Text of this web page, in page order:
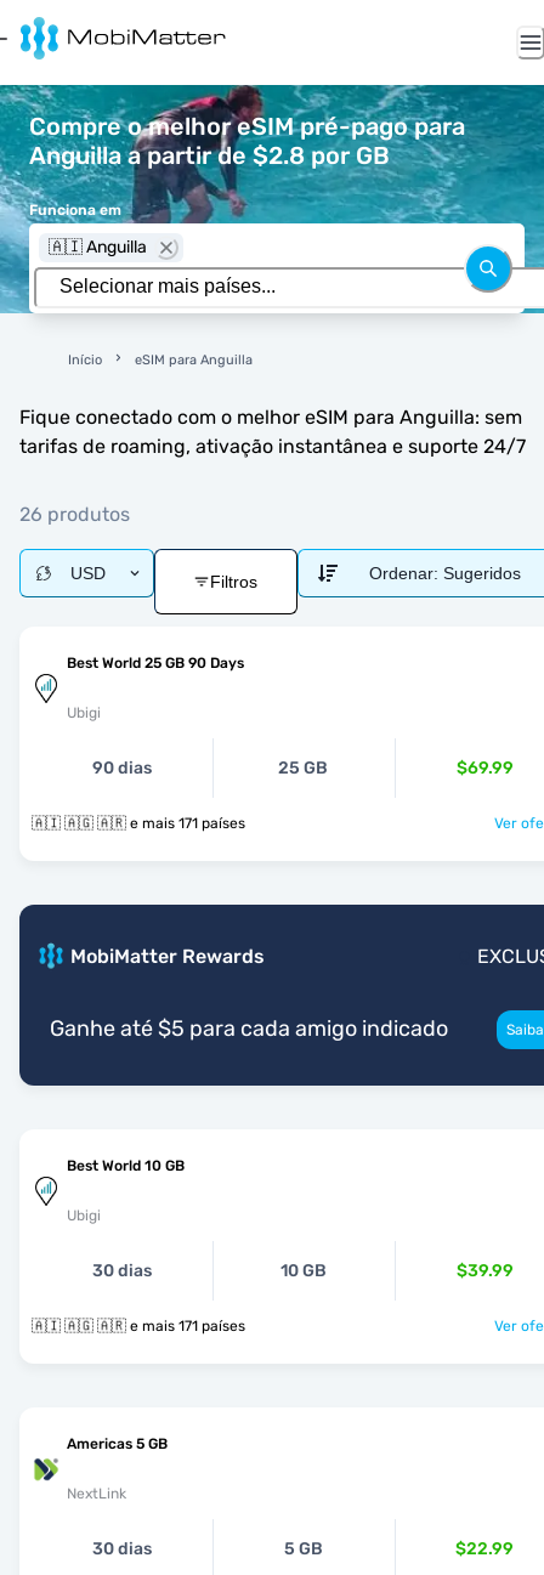
Compre o melhor eSIM pré-pago para
Anguilla a partir de $2.8 por GB
Funciona em
🇦🇮 Anguilla
Início eSIM para Anguilla
Fique conectado com o melhor eSIM para Anguilla: sem
tarifas de roaming, ativação instantânea e suporte 24/7
26 produtos
USD Filtros Ordenar: Sugeridos
Best World 25 GB 90 Days
Ubigi
90 dias 25 GB $69.99
🇦🇮 🇦🇬 🇦🇷 e mais 171 países Ver
MobiMatter Rewards
Ganhe até $5 para cada amigo indicado
Best World 10 GB
Ubigi
30 dias 10 GB $39.99
🇦🇮 🇦🇬 🇦🇷 e mais 171 países Ver
Americas 5 GB
NextLink
30 dias 5 GB $22.99